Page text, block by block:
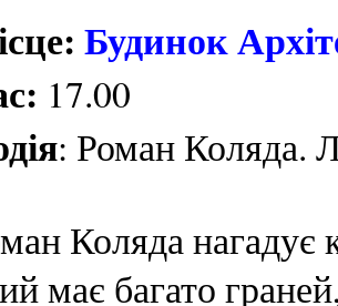
Будинок
17.00
: Роман Коляда.
Коляда нагадує
має багато